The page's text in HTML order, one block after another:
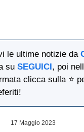
le ultime notizie da
suSEGUICI, poi
clicca sulla ⭐
17 Maggio 2023